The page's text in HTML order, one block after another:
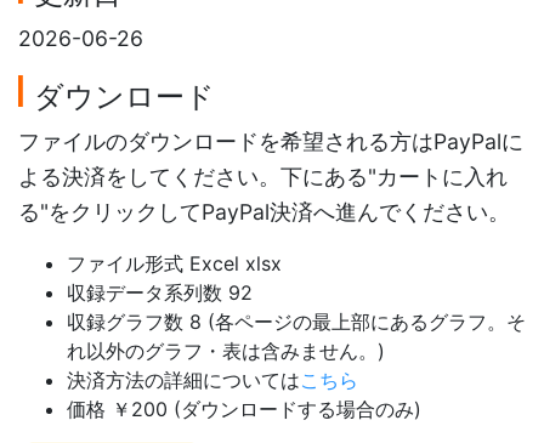
2026-06-26
ダウンロード
ファイルのダウンロードを希望される方はPayPalに
よる決済をしてください。下にある"カートに入れ
る"をクリックしてPayPal決済へ進んでください。
ファイル形式 Excel xlsx
収録データ系列数 92
収録グラフ数 8 (各ページの最上部にあるグラフ。そ
れ以外のグラフ・表は含みません。)
決済方法の詳細についてはこちら
価格 ￥200 (ダウンロードする場合のみ)